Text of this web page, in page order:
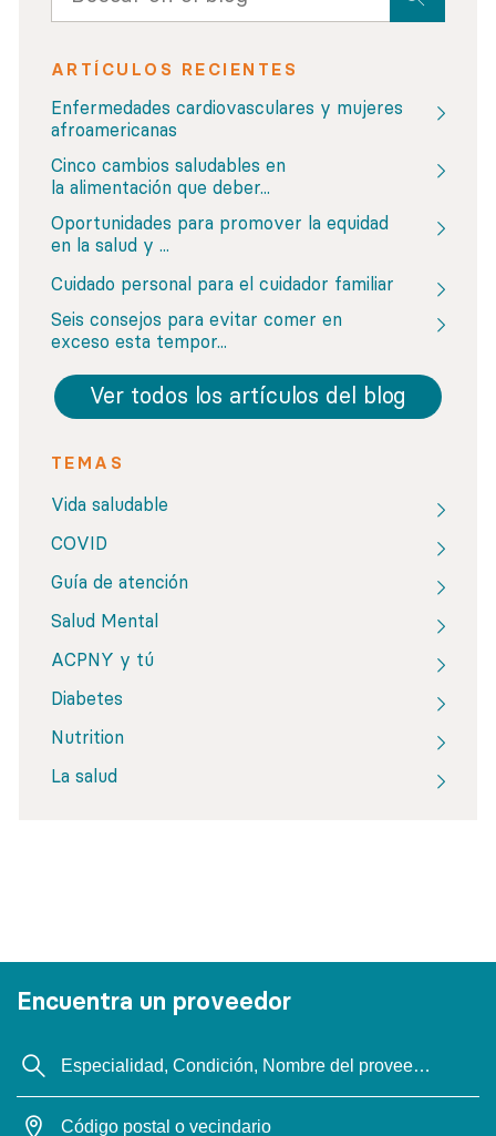
ARTÍCULOS RECIENTES
Enfermedades cardiovasculares y mujeres
afroamericanas
Cinco cambios saludables en
la alimentación que deber...
Oportunidades para promover la equidad
en la salud y ...
Cuidado personal para el cuidador familiar
Seis consejos para evitar comer en
exceso esta tempor...
Ver todos los artículos del blog
TEMAS
Vida saludable
COVID
Guía de atención
Salud Mental
ACPNY y tú
Diabetes
Nutrition
La salud
Encuentra un proveedor